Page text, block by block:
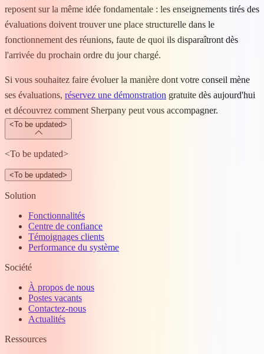
reposent sur la même idée fondamentale : les enseignements tirés des
évaluations doivent trouver une place structurelle dans le
fonctionnement des réunions, faute de quoi ils disparaîtront dès
l'arrivée du prochain ordre du jour chargé.
Si vous souhaitez faire évoluer la manière dont votre conseil mène
ses évaluations, réservez une démonstration gratuite dès aujourd'hui
et découvrez comment Sherpany peut vous accompagner.
<To be updated>
<To be updated>
<To be updated>
Solution
Fonctionnalités
Centre de confiance
Témoignages clients
Performance du système
Société
À propos de nous
Postes vacants
Contactez-nous
Actualités
Ressources